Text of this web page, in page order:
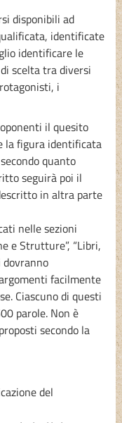
disponibili ad
identificate
identificare le
scelta tra diversi
i
il quesito
la figura identificata
quanto
seguirà poi il
in altra parte
nelle sezioni
e Strutture”, “Libri,
facilmente
Ciascuno di questi
parole. Non è
secondo la
del